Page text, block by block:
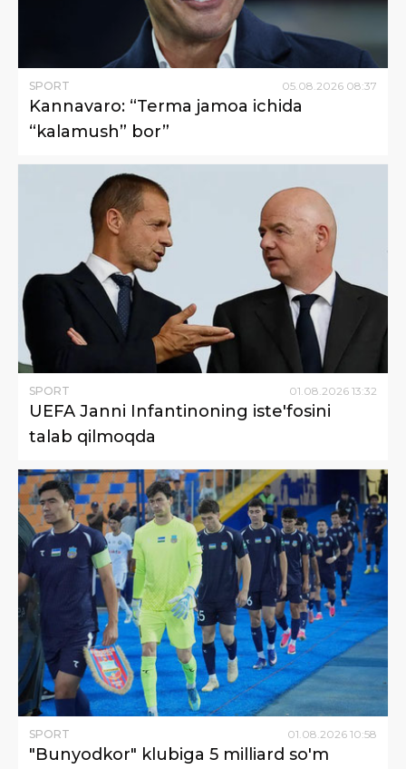
SPORT 05.08.2026 08:37
Kannavaro: “Terma jamoa ichida
“kalamush” bor”
SPORT 01 08 2026 13:32
UEFA Janni Infantinoning iste'fosini
talab qilmoqda
SPORT 01.08.2026 10:58
"Bunyodkor" klubiga 5 milliard so'm